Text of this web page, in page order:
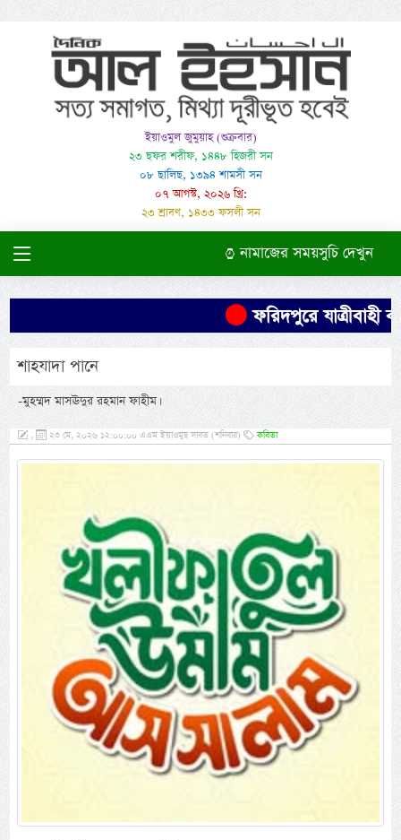
ইয়াওমুল জুমুয়াহ (শুক্রবার)
২৩ ছফর শরীফ, ১৪৪৮ হিজরী সন
০৮ ছালিছ, ১৩৯৪ শামসী সন
০৭ আগস্ট, ২০২৬ খ্রি:
২৩ শ্রাবণ, ১৪৩৩ ফসলী সন
নামাজের সময়সুচি দেখুন
ফরিদপুরে যাত্রীবাহী
শাহযাদা পানে
-মুহম্মদ মাসঊদুর রহমান ফাহীম।
, ২৩ মে, ২০২৬ ১২:০০:০০ এএম ইয়াওমুছ সাবত (শনিবার) কবিতা